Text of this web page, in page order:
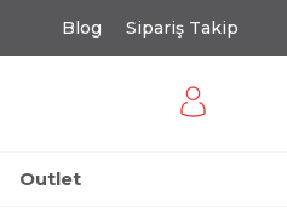
Blog Sipariş Takip
Outlet